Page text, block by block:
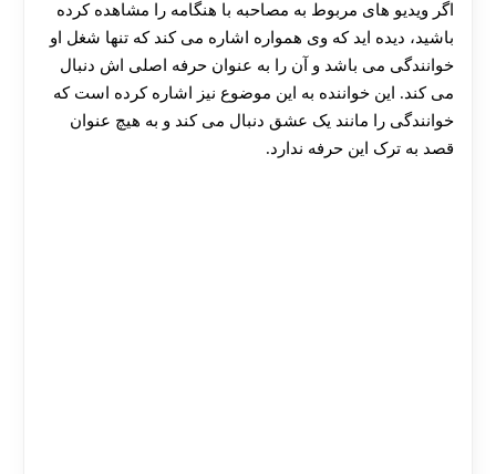
اگر ویدیو های مربوط به مصاحبه با هنگامه را مشاهده کرده
باشید، دیده اید که وی همواره اشاره می کند که تنها شغل او
خوانندگی می باشد و آن را به عنوان حرفه اصلی اش دنبال
می کند. این خواننده به این موضوع نیز اشاره کرده است که
خوانندگی را مانند یک عشق دنبال می کند و به هیچ عنوان
قصد به ترک این حرفه ندارد.